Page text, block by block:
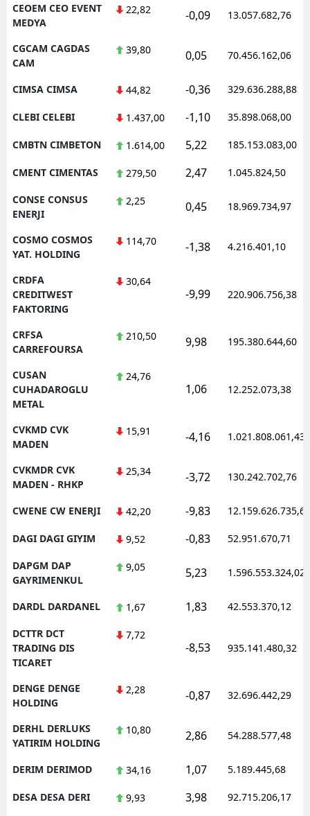
CEOEM CEO EVENT
MEDYA
22,82 -0,09 13.057.682,76
CGCAM CAGDAS
CAM
39,80 0,05 70.456.162,06
CIMSA CIMSA 44,82 -0,36 329.636.288,88
CLEBI CELEBI 1.437,00 -1,10 35.898.068,00
CMBTN CIMBETON 1.614,00 5,22 185.153.083,00
CMENT CIMENTAS 279,50 2,47 1.045.824,50
CONSE CONSUS
ENERJI
2,25 0,45 18.969.734,97
COSMO COSMOS
YAT. HOLDING
114,70 -1,38 4.216.401,10
CRDFA
CREDITWEST
FAKTORING
30,64
-9,99 220.906.756,38
CRFSA
CARREFOURSA
210,50 9,98 195.380.644,60
CUSAN
CUHADAROGLU
METAL
24,76
1,06 12.252.073,38
CVKMD CVK
MADEN
15,91 -4,16 1.021.808.061,43
CVKMDR CVK
MADEN - RHKP
25,34 -3,72 130.242.702,76
CWENE CW ENERJI 42,20 -9,83 12.159.626.735,62
DAGI DAGI GIYIM 9,52 -0,83 52.951.670,71
DAPGM DAP
GAYRIMENKUL
9,05 5,23 1.596.553.324,02
DARDL DARDANEL 1,67 1,83 42.553.370,12
DCTTR DCT
TRADING DIS
TICARET
7,72
-8,53 935.141.480,32
DENGE DENGE
HOLDING
2,28 -0,87 32.696.442,29
DERHL DERLUKS
YATIRIM HOLDING
10,80 2,86 54.288.577,48
DERIM DERIMOD 34,16 1,07 5.189.445,68
DESA DESA DERI 9,93 3,98 92.715.206,17